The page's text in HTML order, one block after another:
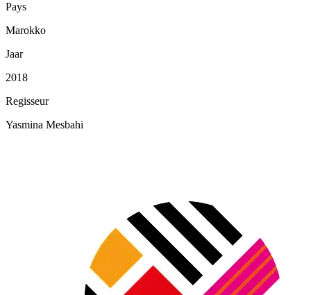
Pays
Marokko
Jaar
2018
Regisseur
Yasmina Mesbahi